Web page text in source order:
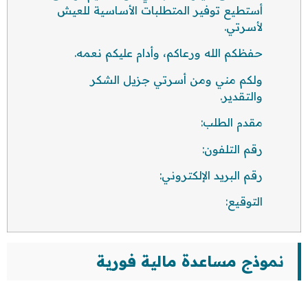
أستطيع توفير المتطلبات الأساسية للعيش
لأسرتي.
حفظكم الله ورعاكم، وأدام عليكم نعمه.
ولكم مني ومن أسرتي جزيل الشكر
والتقدير.
مقدم الطلب:
رقم التلفون:
رقم البريد الإلكتروني:
التوقيع:
نموذج مساعدة مالية فورية